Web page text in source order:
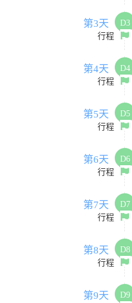
第3天
D3
行程
第4天
D4
行程
第5天
D5
行程
第6天
D6
行程
第7天
D7
行程
第8天
D8
行程
第9天
D9